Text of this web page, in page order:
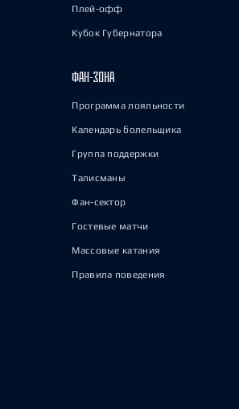
Плей-офф
Кубок Губернатора
ФАН-ЗОНА
Программа лояльности
Календарь болельщика
Группа поддержки
Талисманы
Фан-сектор
Гостевые матчи
Массовые катания
Правила поведения